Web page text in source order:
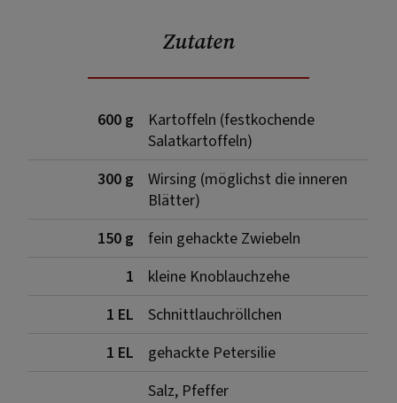
Zutaten
600 g
Kartoffeln (festkochende
Salatkartoffeln)
300 g
Wirsing (möglichst die inneren
Blätter)
150 g
fein gehackte Zwiebeln
1
kleine Knoblauchzehe
1 EL
Schnittlauchröllchen
1 EL
gehackte Petersilie
Salz, Pfeffer